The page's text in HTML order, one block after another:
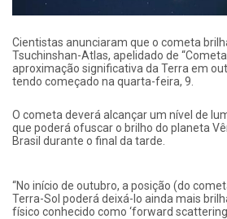
Cientistas anunciaram que o cometa
Tsuchinshan-Atlas, apelidado de
aproximação significativa da Terra em
tendo começado na quarta-feira, 9.
O cometa deverá alcançar um nível de
que poderá ofuscar o brilho do planeta
Brasil durante o final da tarde.
“No início de outubro, a posição (do
Terra-Sol poderá deixá-lo ainda mais
físico conhecido como ‘forward